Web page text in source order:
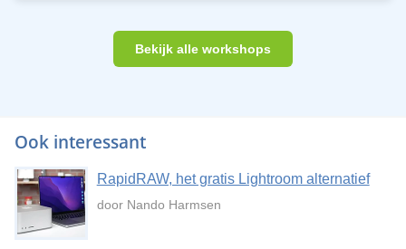
Bekijk alle workshops
Ook interessant
RapidRAW, het gratis Lightroom alternatief
door Nando Harmsen